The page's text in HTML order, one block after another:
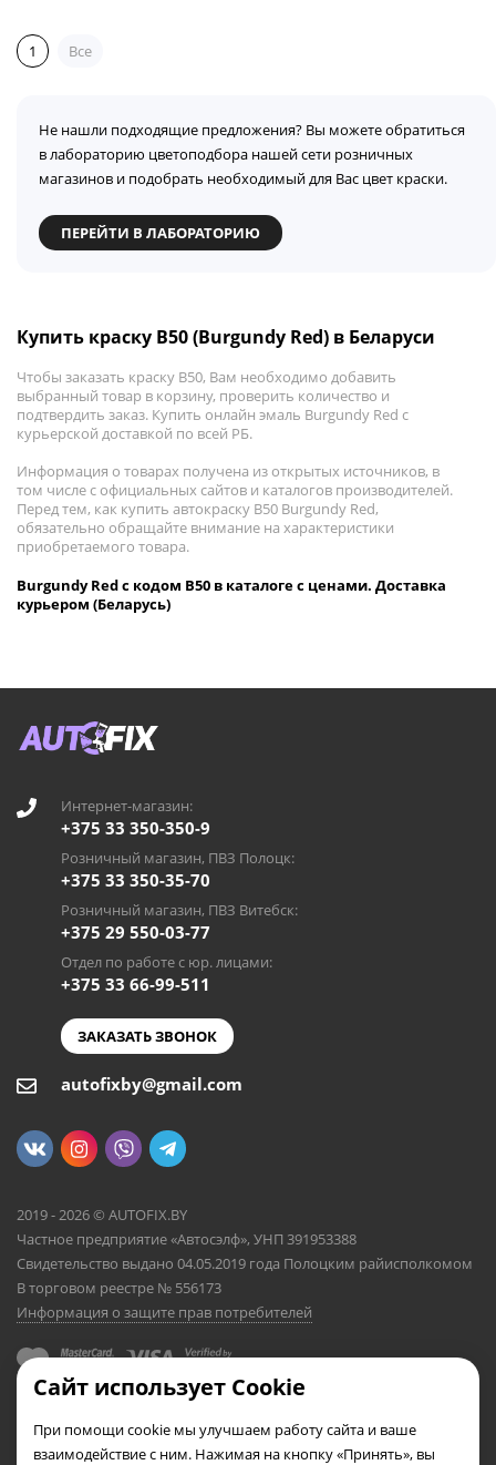
1 Все
Не нашли подходящие предложения? Вы можете обратиться
в лабораторию цветоподбора нашей сети розничных
магазинов и подобрать необходимый для Вас цвет краски.
ПЕРЕЙТИ В ЛАБОРАТОРИЮ
Купить краску B50 (Burgundy Red) в Беларуси
Чтобы заказать краску B50, Вам необходимо добавить
выбранный товар в корзину, проверить количество и
подтвердить заказ. Купить онлайн эмаль Burgundy Red с
курьерской доставкой по всей РБ.
Информация о товарах получена из открытых источников, в
том числе с официальных сайтов и каталогов производителей.
Перед тем, как купить автокраску B50 Burgundy Red,
обязательно обращайте внимание на характеристики
приобретаемого товара.
Burgundy Red с кодом B50 в каталоге с ценами. Доставка
курьером (Беларусь)
Интернет-магазин:
+375 33 350-350-9
Розничный магазин, ПВЗ Полоцк:
+375 33 350-35-70
Розничный магазин, ПВЗ Витебск:
+375 29 550-03-77
Отдел по работе с юр. лицами:
+375 33 66-99-511
ЗАКАЗАТЬ ЗВОНОК
autofixby@gmail.com
2019 - 2026 © AUTOFIX.BY
Частное предприятие «Автосэлф», УНП 391953388
Свидетельство выдано 04.05.2019 года Полоцким райисполкомом
В торговом реестре № 556173
Информация о защите прав потребителей
Сайт использует Cookie
При помощи cookie мы улучшаем работу сайта и ваше
взаимодействие с ним. Нажимая на кнопку «Принять», вы